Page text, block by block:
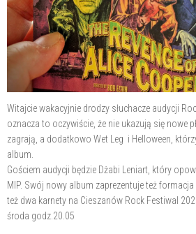
Witajcie wakacyjnie drodzy słuchacze audycji
oznacza to oczywiście, że nie ukazują się nowe
zagrają, a dodatkowo Wet Leg i Helloween,
album.
Gościem audycji będzie Dżabi Leniart, który
MIP. Swój nowy album zaprezentuje też
też dwa karnety na Cieszanów Rock Festiwal
środa godz.20.05